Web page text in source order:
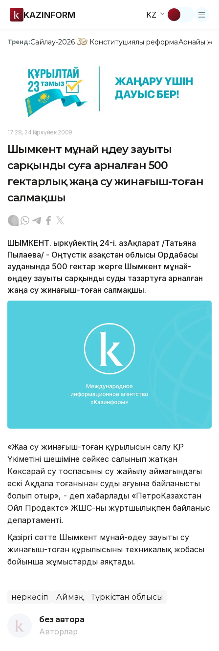
KAZINFORM KZ
Тренд:Сайлау-2026 Конституциялық реформаАрнайы
17:28, 24 Қыркүйек 2009
Шымкент мұнай өңдеу зауыты
сарқынды суға арналған 500
гектарлық жаңа су жинағыш-тоған
салмақшы
ШЫМКЕНТ. Қыркүйектің 24-і. ҚазАқпарат /Татьяна
Пылаева/ - Оңтүстік Қазақстан облысы Ордабасы
ауданында 500 гектар жерге Шымкент мұнай-
өңдеу зауыты сарқынды суды тазартуға арналған
жаңа су жинағыш-тоған салмақшы.
«Жаңа су жинағыш-тоған құрылысын салу ҚР
Үкіметінің шешіміне сәйкес салынып жатқан
Көксарай су тоспасының су жайылу аймағындағы
ескі Ақдала тоғанынан судың ағуына байланысты
болып отыр», - деп хабарлады «ПетроКазахстан
Ойл Продактс» ЖШС-ның жұртшылықпен байланыс
департаменті.
Қазіргі сәтте Шымкент мұнай-өңдеу зауыты су
жинағыш-тоған құрылысының техникалық жобасы
бойынша жұмыстарды аяқтады.
Өнеркәсіп Аймақ Түркістан облысы
без автора
Авторлар